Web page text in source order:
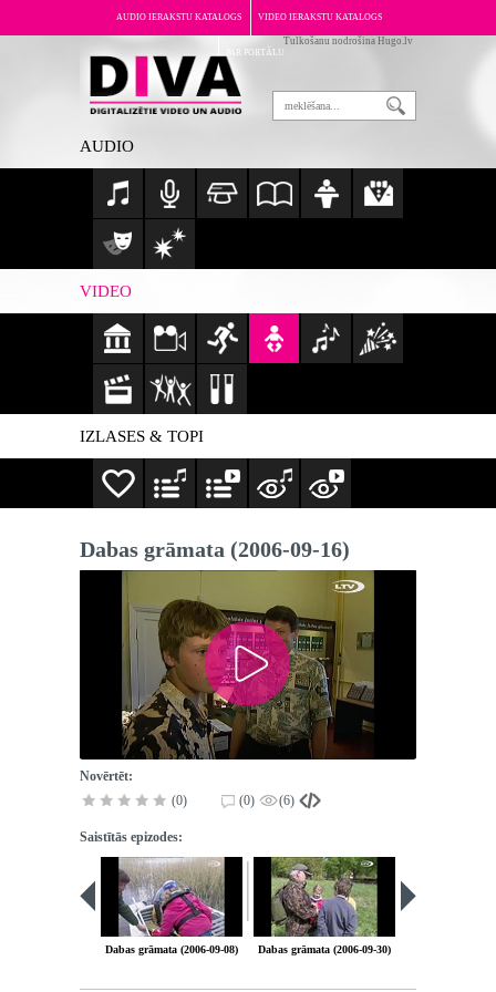
AUDIO IERAKSTU KATALOGS VIDEO IERAKSTU KATALOGS
PAR PORTĀLU
Tulkošanu nodrošina Hugo.lv
AUDIO
VIDEO
IZLASES & TOPI
Dabas grāmata (2006-09-16)
Novērtēt:
(0)
(0) (6)
Saistītās epizodes:
Dabas grāmata (2006-09-08) Dabas grāmata (2006-09-30)